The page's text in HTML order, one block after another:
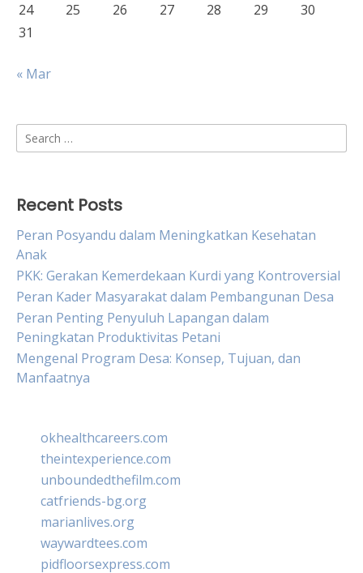
24
25 26 27 28 29
30
31
« Mar
Search
for:
Recent Posts
Peran Posyandu dalam Meningkatkan Kesehatan
Anak
PKK: Gerakan Kemerdekaan Kurdi yang Kontroversial
Peran Kader Masyarakat dalam Pembangunan Desa
Peran Penting Penyuluh Lapangan dalam
Peningkatan Produktivitas Petani
Mengenal Program Desa: Konsep, Tujuan, dan
Manfaatnya
okhealthcareers.com
theintexperience.com
unboundedthefilm.com
catfriends-bg.org
marianlives.org
waywardtees.com
pidfloorsexpress.com